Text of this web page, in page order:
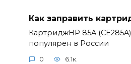
Как заправить
КартриджHP 85A
популярен в России
0 6.1к.